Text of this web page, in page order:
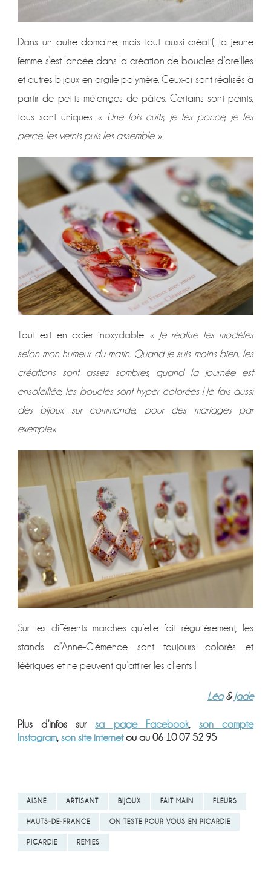
Dans un autre domaine, mais tout aussi créatif, la jeune
femme s’est lancée dans la création de boucles d’oreilles
et autres bijoux en argile polymère. Ceux-ci sont réalisés à
partir de petits mélanges de pâtes. Certains sont peints,
tous sont uniques. « Une fois cuits, je les ponce, je les
perce, les vernis puis les assemble. »
Tout est en acier inoxydable. « Je réalise les modèles
selon mon humeur du matin. Quand je suis moins bien, les
créations sont assez sombres, quand la journée est
ensoleillée, les boucles sont hyper colorées ! Je fais aussi
des bijoux sur commande, pour des mariages par
exemple.«
Sur les différents marchés qu’elle fait régulièrement, les
stands d’Anne-Clémence sont toujours colorés et
féériques et ne peuvent qu’attirer les clients !
Léa&Jade
Plus d’infos sursa page Facebook, son compte
Instagram, son site internetou au 06 10 07 52 95
AISNE ARTISANT BIJOUX FAIT MAIN FLEURS
HAUTS-DE-FRANCE ON TESTE POUR VOUS EN PICARDIE
PICARDIE REMIES